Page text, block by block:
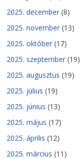
2025. december (8)
2025. november (13)
2025. október (17)
2025. szeptember (19)
2025. augusztus (19)
2025. július (19)
2025. június (13)
2025. május (17)
2025. április (12)
2025. március (11)